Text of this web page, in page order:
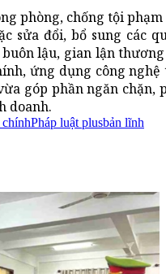
phòng, chống tội
sửa đổi, bổ sung các
lậu, gian lận
ứng dụng công
góp phần ngăn chặn,
doanh.
Pháp luật plusbản lĩnh